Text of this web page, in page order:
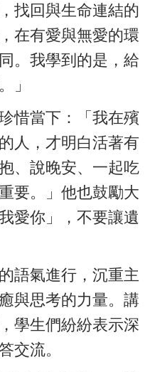
找回與生命連結的
在有愛與無愛的環
。我學到的是，給
」
惜當下：「我在殯
人，才明白活著有
、說晚安、一起吃
要。」他也鼓勵大
愛你」，不要讓遺
語氣進行，沉重主
與思考的力量。講
學生們紛紛表示深
交流。